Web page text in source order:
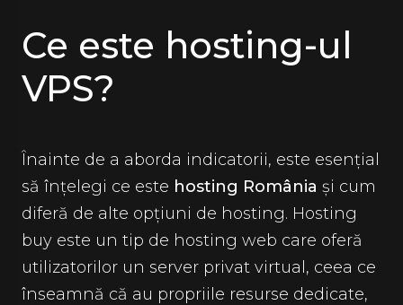
Ce este hosting-ul
VPS?
Înainte de a aborda indicatorii, este esențial
să înțelegi ce este hosting România și cum
diferă de alte opțiuni de hosting. Hosting
buy este un tip de hosting web care oferă
utilizatorilor un server privat virtual, ceea ce
înseamnă că au propriile resurse dedicate,